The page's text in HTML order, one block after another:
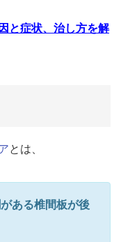
と症状、治し方を解
とは、
ある椎間板が後